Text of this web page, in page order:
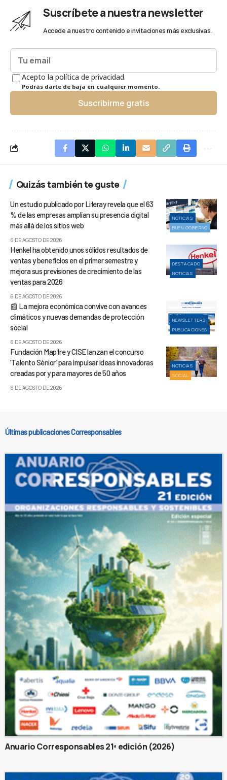
Suscríbete a nuestra newsletter
Accede a nuestro contenido e invitaciones más exclusivas.
Acepto la política de privacidad.
Podrás darte de baja en cualquier momento.
Suscribirme gratis
Quizás también te guste
NOTICIAS
BUEN GOBIERNO
Un estudio publicado por Liferay revela que el 63
% de las empresas amplían su presencia digital
más allá de los sitios web
6 DE AGOSTO DE 2026
DESTACADO
NOTICIAS
Henkel ha obtenido unos sólidos resultados de
ventas y beneficios en el primer semestre y
mejora sus previsiones de crecimiento de las
ventas para 2026
6 DE AGOSTO DE 2026
NEWSLETTERS
PUBLICACIONES
📰 La mejora económica convive con avances
climáticos y nuevas demandas de protección
social
6 DE AGOSTO DE 2026
NOTICIAS
SOCIAL
Fundación Mapfre y CISE lanzan el concurso
‘Talento Sénior’ para impulsar ideas innovadoras
creadas por y para mayores de 50 años
6 DE AGOSTO DE 2026
Últimas publicaciones Corresponsables
Anuario Corresponsables 21ª edición (2026)